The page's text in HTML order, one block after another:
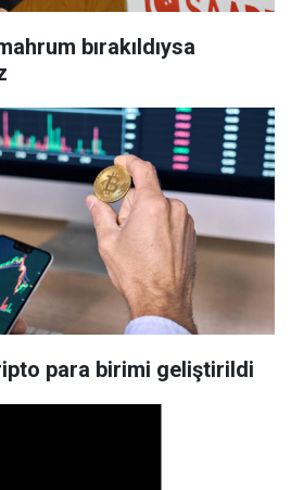
bırakıldıysa
para birimi geliştirildi